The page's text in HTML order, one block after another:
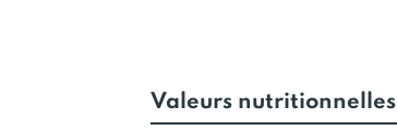
Valeurs nutritionnelles